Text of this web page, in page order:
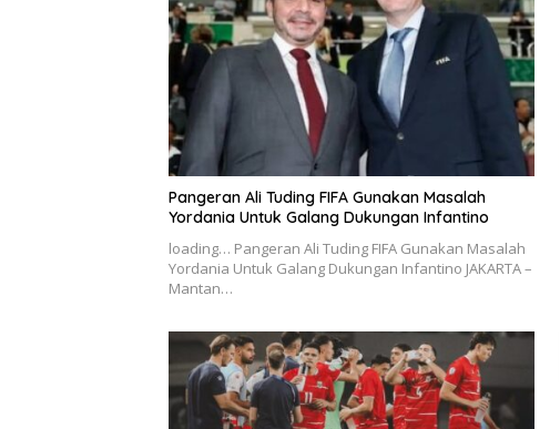
Pangeran Ali Tuding FIFA Gunakan Masalah
Yordania Untuk Galang Dukungan Infantino
loading… Pangeran Ali Tuding FIFA Gunakan Masalah
Yordania Untuk Galang Dukungan Infantino JAKARTA –
Mantan…